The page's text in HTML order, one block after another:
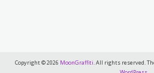
Copyright © 2026 MoonGraffiti . All rights reserved.